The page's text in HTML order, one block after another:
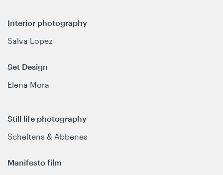
Interior photography
Salva Lopez
Set Design
Elena Mora
Still life photography
Scheltens & Abbenes
Manifesto film